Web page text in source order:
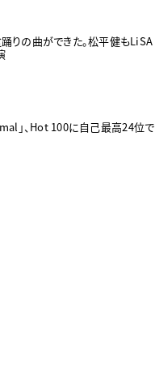
りの曲ができた。松平健もLiSA
」、Hot 100に自己最高24位で